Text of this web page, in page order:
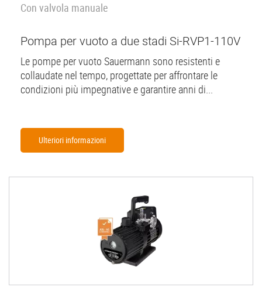
Con valvola manuale
Pompa per vuoto a due stadi Si-RVP1-110V
Le pompe per vuoto Sauermann sono resistenti e
collaudate nel tempo, progettate per affrontare le
condizioni più impegnative e garantire anni di...
Ulteriori informazioni